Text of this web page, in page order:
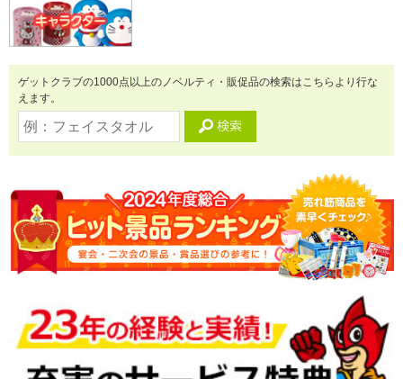
ゲットクラブの1000点以上のノベルティ・販促品の検索はこちらより行な
えます。